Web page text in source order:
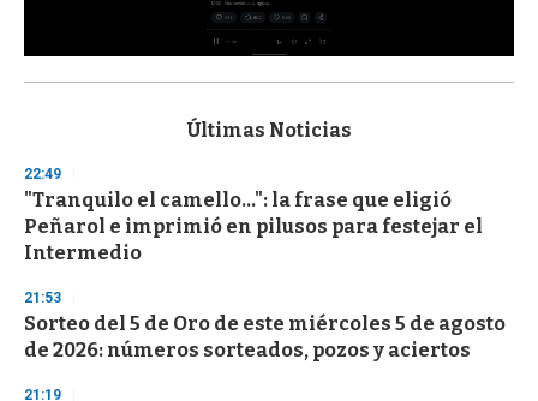
s
d
s
o
f
3
s
e
c
o
d
Últimas Noticias
22:49
"Tranquilo el camello...": la frase que eligió
Peñarol e imprimió en pilusos para festejar el
Intermedio
21:53
Sorteo del 5 de Oro de este miércoles 5 de agosto
de 2026: números sorteados, pozos y aciertos
21:19